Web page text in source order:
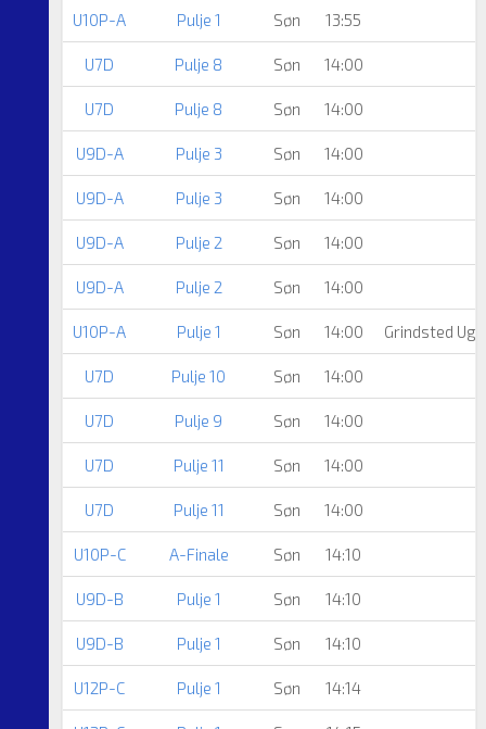
U10P-A Pulje 1 Søn 13:55
U7D Pulje 8 Søn 14:00
U7D Pulje 8 Søn 14:00
U9D-A Pulje 3 Søn 14:00
U9D-A Pulje 3 Søn 14:00
U9D-A Pulje 2 Søn 14:00
U9D-A Pulje 2 Søn 14:00
U10P-A Pulje 1 Søn 14:00 Grindsted
U7D Pulje 10 Søn 14:00
U7D Pulje 9 Søn 14:00
U7D Pulje 11 Søn 14:00
U7D Pulje 11 Søn 14:00
U10P-C A-Finale Søn 14:10
U9D-B Pulje 1 Søn 14:10
U9D-B Pulje 1 Søn 14:10
U12P-C Pulje 1 Søn 14:14